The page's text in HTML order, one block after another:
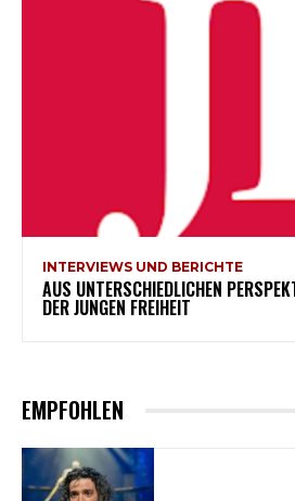
INTERVIEWS UND BERICHTE
AUS UNTERSCHIEDLICHEN
DER JUNGEN FREIHEIT
EMPFOHLEN